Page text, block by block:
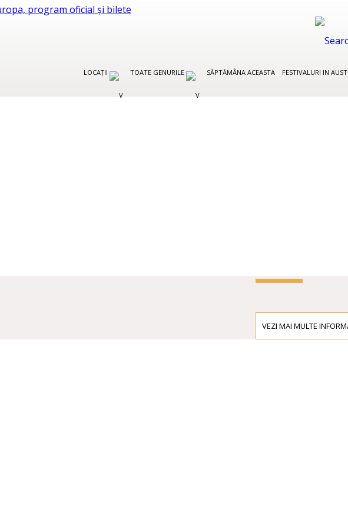
LOCAȚII TOATE GENURILE SĂPTĂMÂNA ACEASTA FESTIVALURI IN
VEZI MAI MULTE